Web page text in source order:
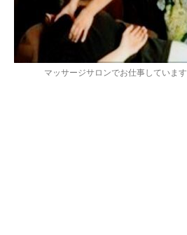
マッサージサロンでお仕事しています